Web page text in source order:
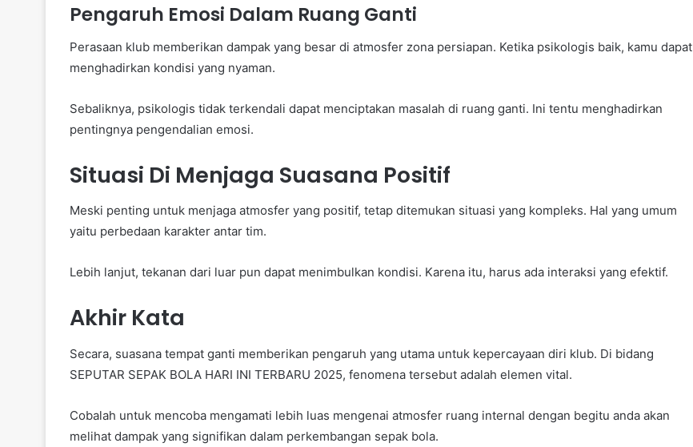
Pengaruh Emosi Dalam Ruang Ganti
Perasaan klub memberikan dampak yang besar di atmosfer zona persiapan. Ketika psikologis baik, kamu dapat
menghadirkan kondisi yang nyaman.
Sebaliknya, psikologis tidak terkendali dapat menciptakan masalah di ruang ganti. Ini tentu menghadirkan
pentingnya pengendalian emosi.
Situasi Di Menjaga Suasana Positif
Meski penting untuk menjaga atmosfer yang positif, tetap ditemukan situasi yang kompleks. Hal yang umum
yaitu perbedaan karakter antar tim.
Lebih lanjut, tekanan dari luar pun dapat menimbulkan kondisi. Karena itu, harus ada interaksi yang efektif.
Akhir Kata
Secara, suasana tempat ganti memberikan pengaruh yang utama untuk kepercayaan diri klub. Di bidang
SEPUTAR SEPAK BOLA HARI INI TERBARU 2025, fenomena tersebut adalah elemen vital.
Cobalah untuk mencoba mengamati lebih luas mengenai atmosfer ruang internal dengan begitu anda akan
melihat dampak yang signifikan dalam perkembangan sepak bola.